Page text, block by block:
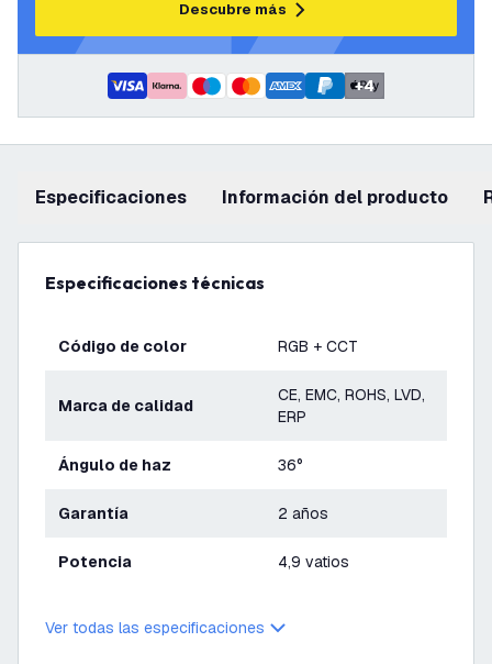
Descubre más
+4
Especificaciones información del producto
Especificaciones técnicas
Código de color RGB + CCT
Marca de calidad
CE, EMC, ROHS, LVD,
ERP
Ángulo de haz 36°
Garantía 2 años
Potencia 4,9 vatios
Ver todas las especificaciones